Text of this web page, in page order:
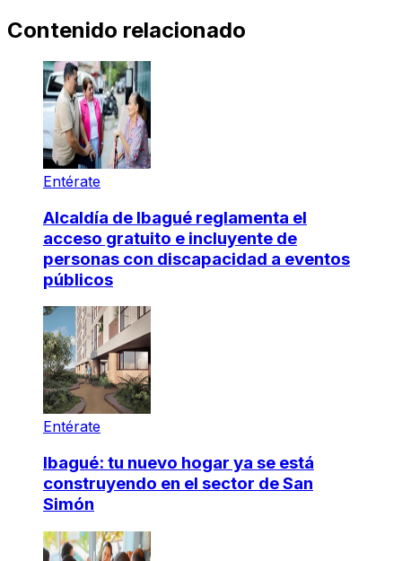
Contenido relacionado
Entérate
Alcaldía de Ibagué reglamenta el
acceso gratuito e incluyente de
personas con discapacidad a eventos
públicos
Entérate
Ibagué: tu nuevo hogar ya se está
construyendo en el sector de San
Simón